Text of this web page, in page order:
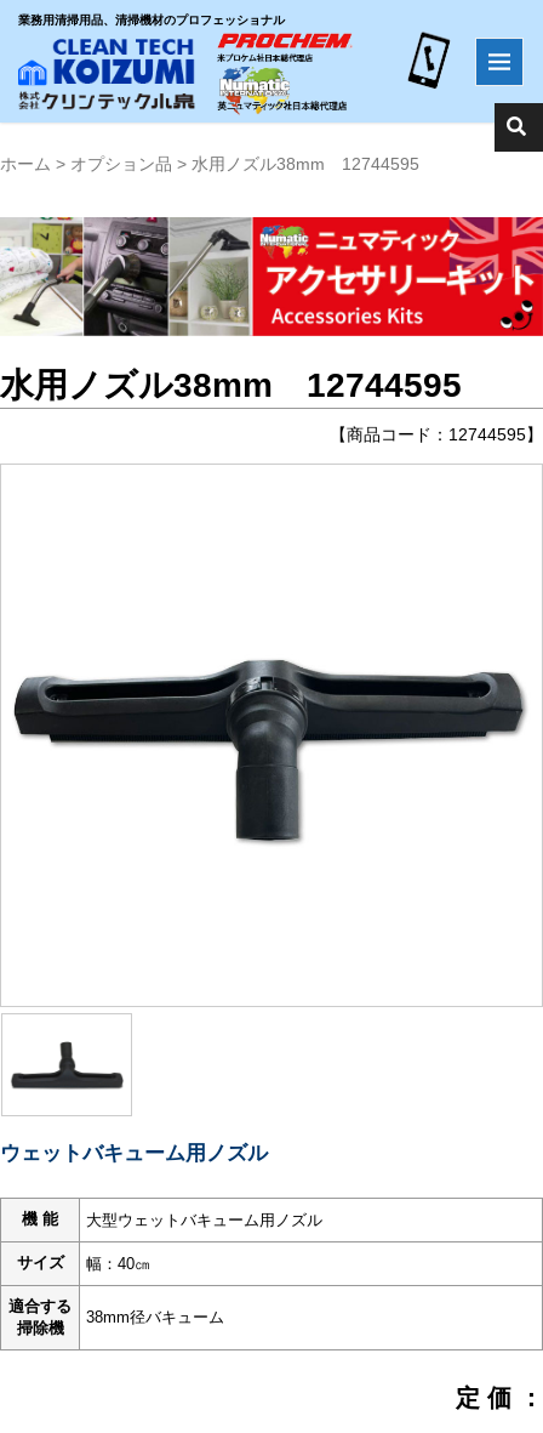
業務用清掃用品、清掃機材のプロフェッショナル
ホーム > オプション品 > 水用ノズル38mm 12744595
水用ノズル38mm 12744595
【商品コード：12744595】
ウェットバキューム用ノズル
機 能 大型ウェットバキューム用ノズル
サイズ 幅：40㎝
適合する
掃除機
38mm径バキューム
定 価 ：